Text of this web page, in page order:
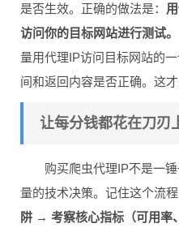
是否生效。正确的做法是：
访问你的目标网站进行测试。
量用代理IP访问目标网站的
间和返回内容是否正确。这才
让每分钱都花在刀刃
购买爬虫代理IP不是一
量的技术决策。记住这个流程
阱 → 考察核心指标（可用